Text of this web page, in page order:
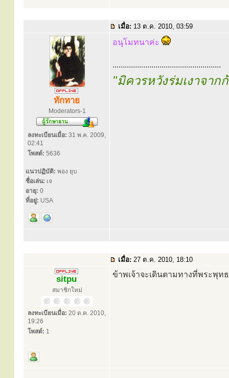
เมื่อ: 13 ต.ค. 2010, 03:59
ทักทาย
Moderators-1
ลงทะเบียนเมื่อ: 31 พ.ค. 2009,
02:41
โพสต์: 5636
แนวปฏิบัติ: พอง ยุบ
ชื่อเล่น: เจ
อายุ: 0
ที่อยู่: USA
อนุโมทนาค่ะ
.....................................................
"มิควรหวังร่มเงาจาก
เมื่อ: 27 ต.ค. 2010, 18:10
sitpu
สมาชิกใหม่
ลงทะเบียนเมื่อ: 20 ต.ค. 2010,
19:26
โพสต์: 1
ข้าพเจ้าจะเดินตามทางที่พระพุท